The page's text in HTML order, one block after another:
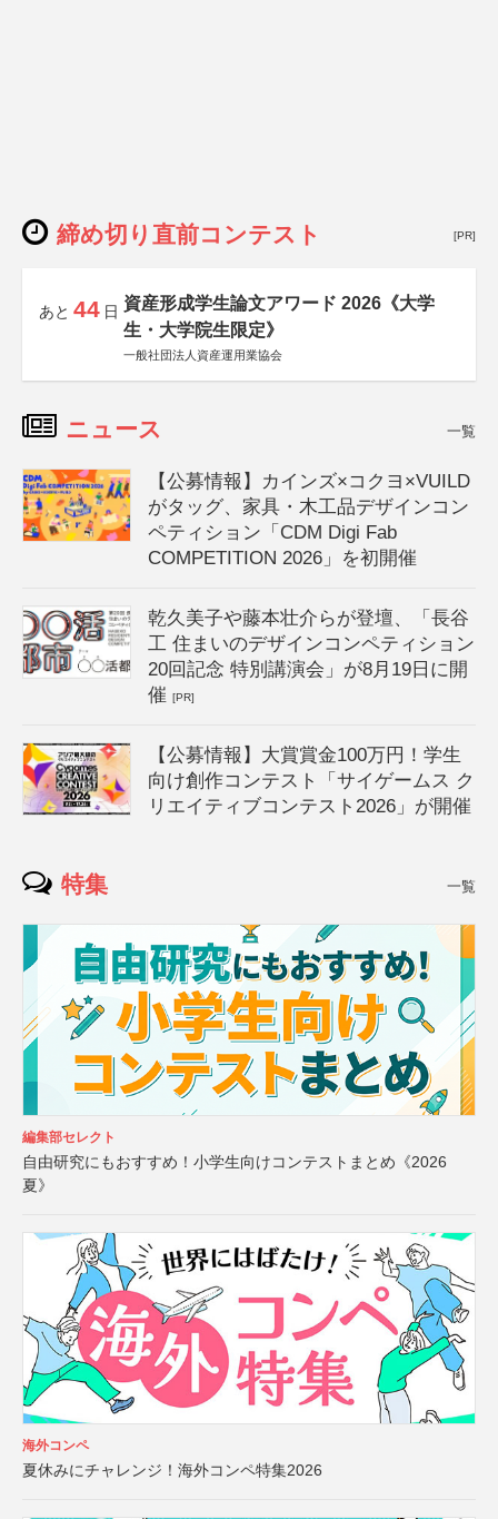
締め切り直前コンテスト [PR]
あと 44 日 資産形成学生論文アワード 2026《大学
生・大学院生限定》
一般社団法人資産運用業協会
ニュース 一覧
【公募情報】カインズ×コクヨ×VUILD
がタッグ、家具・木工品デザインコン
ペティション「CDM Digi Fab
COMPETITION 2026」を初開催
乾久美子や藤本壮介らが登壇、「長谷
工 住まいのデザインコンペティション
20回記念 特別講演会」が8月19日に開
催[PR]
【公募情報】大賞賞金100万円！学生
向け創作コンテスト「サイゲームス ク
リエイティブコンテスト2026」が開催
特集 一覧
編集部セレクト
自由研究にもおすすめ！小学生向けコンテストまとめ《2026
夏》
海外コンペ
夏休みにチャレンジ！海外コンペ特集2026